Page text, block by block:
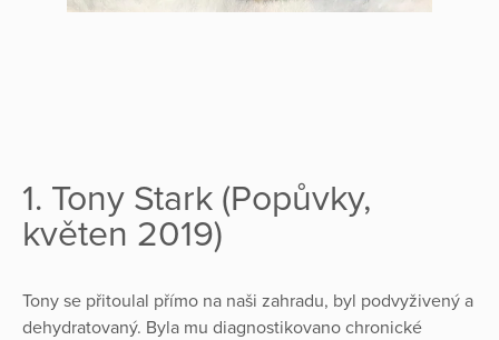
1. Tony Stark (Popůvky,
květen 2019)
Tony se přitoulal přímo na naši zahradu, byl podvyživený a
dehydratovaný. Byla mu diagnostikovano chronické